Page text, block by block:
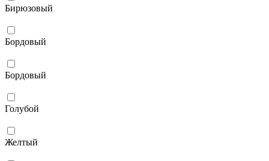
Бирюзовый
Бордовый
Бордовый
Голубой
Желтый